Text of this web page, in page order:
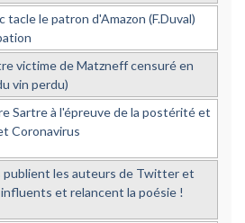
tacle le patron d'Amazon (F.Duval)
victime de Matzneff censuré en
vin perdu)
Sartre à l'épreuve de la postérité et
Coronavirus
publient les auteurs de Twitter et
et relancent la poésie !